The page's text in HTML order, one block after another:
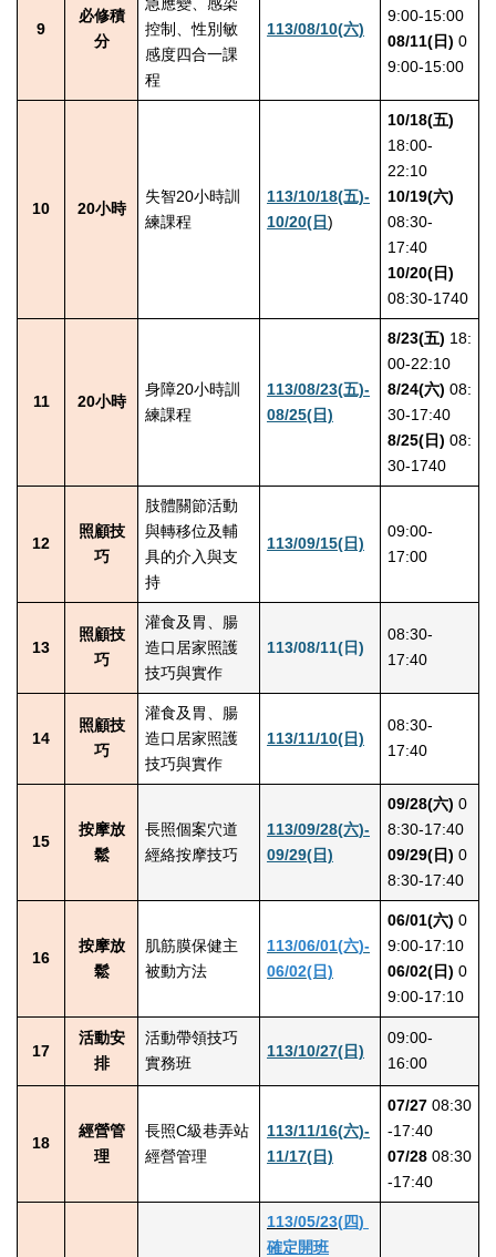
9
必修積
分
控制、性別敏
感度四合一課
程
113/08/10(六)
9:00-15:00
08/11(日) 0
9:00-15:00
10 20小時
失智20小時訓
練課程
113/10/18(五)-
10/20(日)
10/18(五)
18:00-
22:10
10/19(六)
08:30-
17:40
10/20(日)
08:30-1740
11 20小時
身障20小時訓
練課程
113/08/23(五)-
08/25(日)
8/23(五) 18:
00-22:10
8/24(六) 08:
30-17:40
8/25(日) 08:
30-1740
12
照顧技
巧
肢體關節活動
與轉移位及輔
具的介入與支
持
113/09/15(日)
09:00-
17:00
13
照顧技
巧
灌食及胃、腸
造口居家照護
技巧與實作
113/08/11(日)
08:30-
17:40
14
照顧技
巧
灌食及胃、腸
造口居家照護
技巧與實作
113/11/10(日)
08:30-
17:40
15
按摩放
鬆
長照個案穴道
經絡按摩技巧
113/09/28(六)-
09/29(日)
09/28(六) 0
8:30-17:40
09/29(日) 0
8:30-17:40
16
按摩放
鬆
肌筋膜保健主
被動方法
113/06/01(六)-
06/02(日)
06/01(六) 0
9:00-17:10
06/02(日) 0
9:00-17:10
17
活動安
排
活動帶領技巧
實務班
113/10/27(日)
09:00-
16:00
18
經營管
理
長照C級巷弄站
經營管理
113/11/16(六)-
11/17(日)
07/27 08:30
-17:40
07/28 08:30
-17:40
113/05/23(四)
確定開班